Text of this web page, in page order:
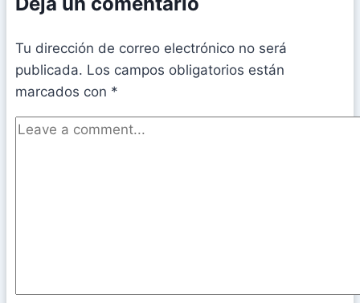
Tu dirección de correo electrónico no será
publicada. Los campos obligatorios están
marcados con *